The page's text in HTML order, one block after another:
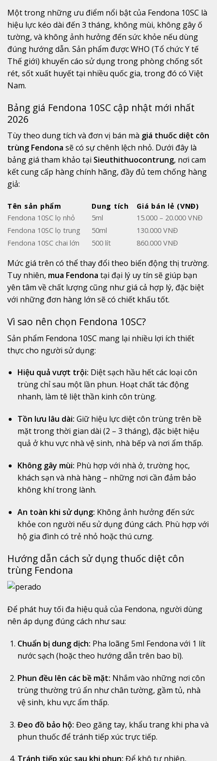
Mộttrong những ưu điểm nổi bậtcủa Fendona 10SC là
hiệu lực kéo dài đến 3 tháng, không mùi, không gây ố
tường, và khôngảnh hưởng đến sức khỏe nếu dùng
đúng hướngdẫn. Sản phẩm đượcWHO (Tổ chứcYtế
Thế giới) khuyến cáo sửdụngtrong phòngchốngsốt
rét, sốtxuất huyếttại nhiều quốc gia, trong đó có Việt
Nam.
Bảng giá Fendona 10SC cập nhật mới nhất
2026
Tùytheo dungtích và đơn vị bán mà giá thuốc diệt côn
trùng Fendona sẽcó sựchênh lệch nhỏ. Dưới đây là
bảng giá tham khảo tại Sieuthithuocontrung, nơi cam
kếtcungcấp hàngchính hãng, đầy đủ tem chống hàng
giả:
Tên sản phẩm Dung tích Giá bán lẻ (VNĐ)
Fendona 10SC lọ nhỏ 5ml 15.000 – 20.000VNĐ
Fendona 10SC lọ trung 50ml
130.000 VNĐ
Fendona 10SC chai lớn 500lít 860.000VNĐ
Mức giá trên có thểthay đổi theo biến độngthị trường.
Tuy nhiên, mua Fendona tại đại lý uytín sẽ giúp bạn
yên tâm vềchất lượngcũng như giá cả hợp lý, đặc biệt
với những đơn hàng lớn sẽcó chiết khấu tốt.
Vì sao nên chọn Fendona 10SC?
Sản phẩm Fendona 10SC mang lại nhiều lợi ích thiết
thựccho người sửdụng:
Hiệu quả vượt trội: Diệtsạch hầu hếtcác loại côn
trùngchỉsau một lần phun. Hoạtchấttác động
nhanh, làm tê liệtthần kinh côn trùng.
Tồn lưu lâu dài: Giữ hiệu lựcdiệtcôn trùngtrên bề
mặttrongthời gian dài (2 – 3 tháng), đặc biệt hiệu
quả ở khu vực nhà vệsinh, nhà bếp và nơi ẩm thấp.
Không gây mùi: Phù hợp với nhà ở, trường học,
khách sạn và nhà hàng – những nơi cần đảm bảo
không khítrong lành.
An toàn khi sửdụng: Khôngảnh hưởng đến sức
khỏe con người nếu sửdụng đúngcách. Phù hợp với
hộ gia đình có trẻ nhỏ hoặcthú cưng.
Hướng dẫn cách sửdụng thuốc diệt côn
trùng Fendona
Để phát huytối đa hiệu quả của Fendona, người dùng
nên áp dụng đúngcách nhưsau:
Chuẩn bị dung dịch: Pha loãng5ml Fendona với 1 lít
nướcsạch (hoặctheo hướngdẫn trên bao bì).
Phun đều lên các bề mặt: Nhắm vào những nơi côn
trùngthườngtrú ẩn nhưchân tường, gầm tủ, nhà
vệsinh, khu vựcẩm thấp.
Đeo đồ bảo hộ: Đeo găngtay, khẩu trang khi pha và
phun thuốc đểtránh tiếp xúctrựctiếp.
Tránh tiếp xúc sau khi phun: Để khô tự nhiên,